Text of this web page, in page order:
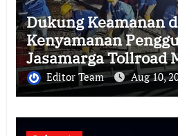
Dukung Keamanan
Kenyamanan
Jasamarga Tollroad
Laksanakan
di Ruas Jalan Tol
Editor Team Aug 10,